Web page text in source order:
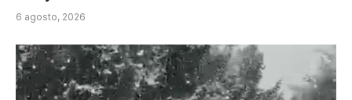
6 agosto, 2026